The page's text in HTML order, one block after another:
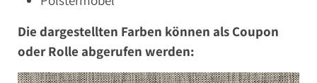
Die dargestellten Farben können als Coupon
oder Rolle abgerufen werden: